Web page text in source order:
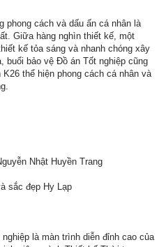
phong cách và dấu ấn cá nhân là
Giữa hàng nghìn thiết kế, một
kế tỏa sáng và nhanh chóng xây
bảo vệ Đồ án Tốt nghiệp cũng
thể hiện phong cách cá nhân và
Nhật Huyền Trang
sắc đẹp Hy Lạp
là màn trình diễn đỉnh cao của